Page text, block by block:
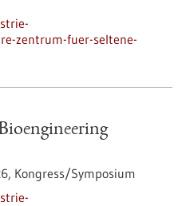
zentrum-fuer-seltene-
Kongress/Symposium